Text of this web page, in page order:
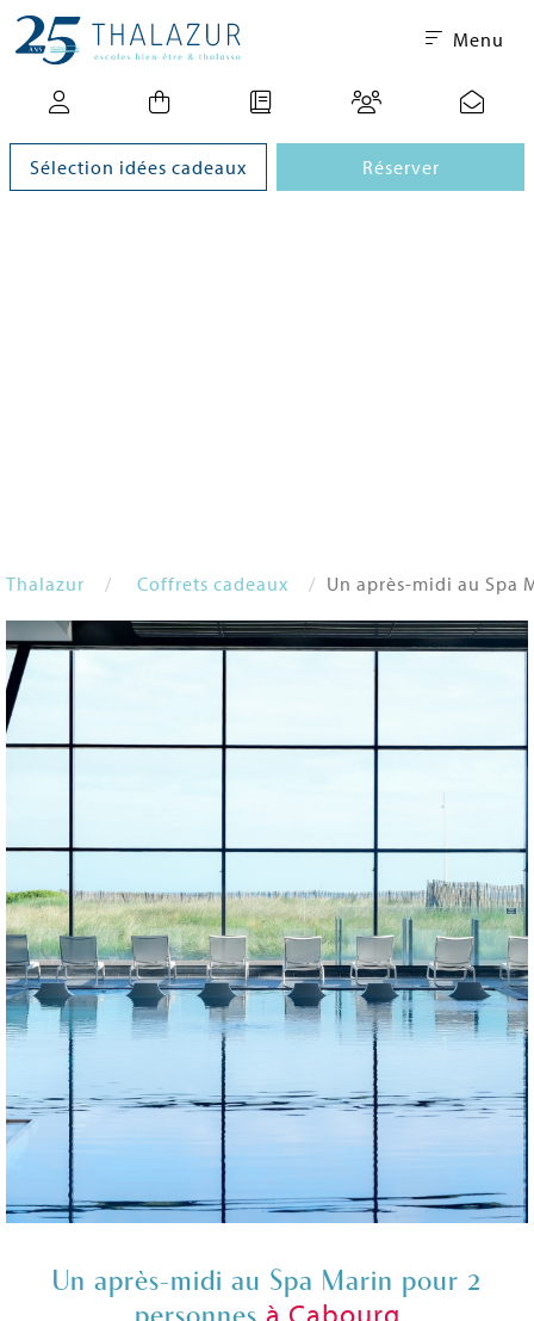
Menu
Sélection idées cadeaux Réserver
Thalazur Coffrets cadeaux Un après-midi au Spa
Un après-midi au Spa Marin pour 2